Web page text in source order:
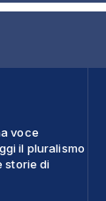
voce
il pluralismo
storie di